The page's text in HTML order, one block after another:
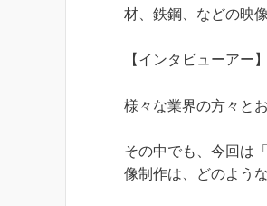
材、鉄鋼、などの映
【インタビューアー】
様々な業界の方々と
その中でも、今回は
像制作は、どのよう